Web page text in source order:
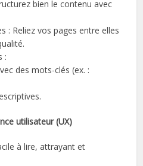
bien le contenu avec
: Reliez vos pages entre elles
:
des mots-clés (ex. :
utilisateur (UX)
à lire, attrayant et